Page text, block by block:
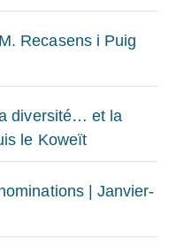
Recasens i Puig
diversité… et la
le Koweït
| Janvier-